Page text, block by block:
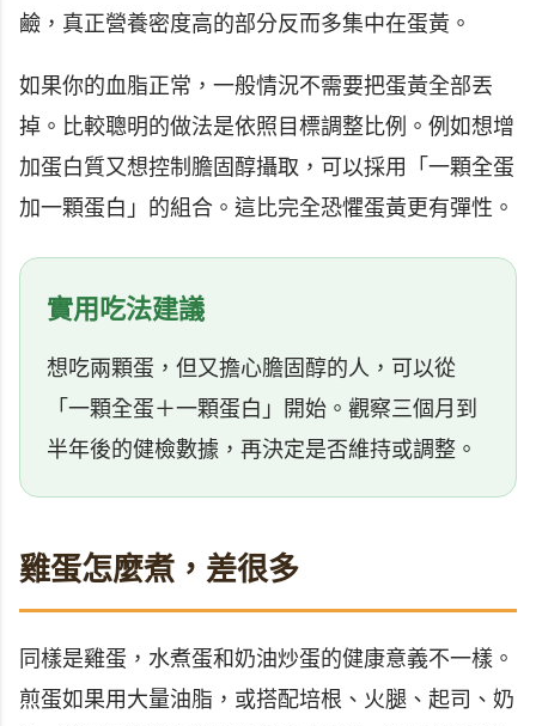
鹼，真正營養密度高的部分反而多集中在蛋黃。
如果你的血脂正常，一般情況不需要把蛋黃全部丟
掉。比較聰明的做法是依照目標調整比例。例如想增
加蛋白質又想控制膽固醇攝取，可以採用「一顆全蛋
加一顆蛋白」的組合。這比完全恐懼蛋黃更有彈性。
實用吃法建議
想吃兩顆蛋，但又擔心膽固醇的人，可以從
「一顆全蛋＋一顆蛋白」開始。觀察三個月到
半年後的健檢數據，再決定是否維持或調整。
雞蛋怎麼煮，差很多
同樣是雞蛋，水煮蛋和奶油炒蛋的健康意義不一樣。
煎蛋如果用大量油脂，或搭配培根、火腿、起司、奶